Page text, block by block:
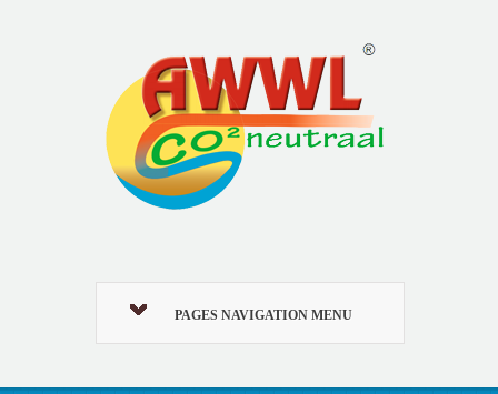
PAGES NAVIGATION MENU